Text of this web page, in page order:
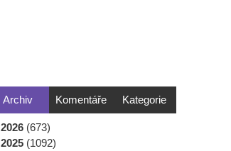
Archiv Komentáře Kategorie
2026 (673)
2025 (1092)